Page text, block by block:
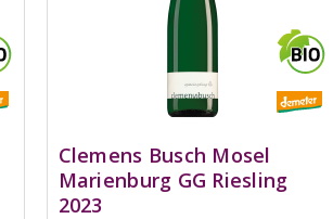
Clemens Busch Mosel
Marienburg GG Riesling
2023